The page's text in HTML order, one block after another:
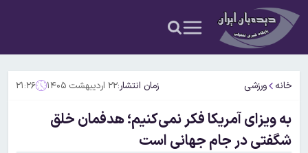
خانه ورزشی زمان انتشار:۲۲ اردیبهشت ۱۴۰۵ ۲۱:۲۶
به ویزای آمریکا فکر نمی‌کنیم؛ هدفمان خلق
شگفتی در جام جهانی است